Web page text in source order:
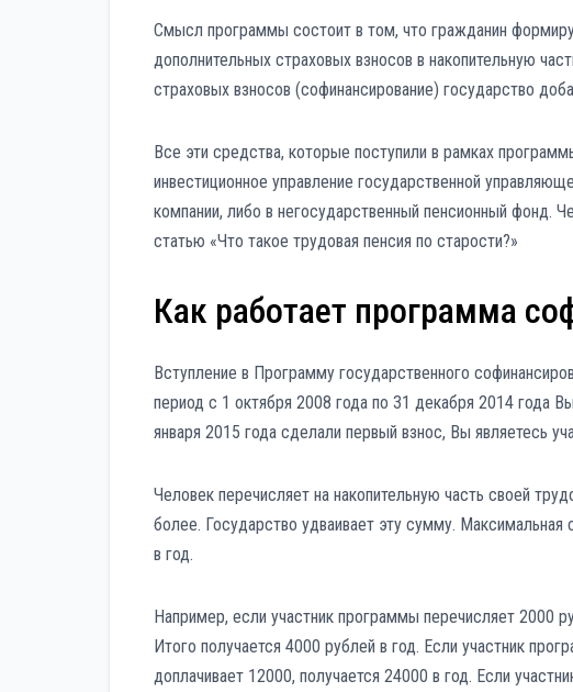
Смысл программы состоит в том, что гражданин
дополнительных страховых взносов в накопительную
страховых взносов (софинансирование) государство
Все эти средства, которые поступили в рамках
инвестиционное управление государственной
компании, либо в негосударственный пенсионный фонд.
статью «Что такое трудовая пенсия по старости?»
Как работает программа
Вступление в Программу государственного
период с 1 октября 2008 года по 31 декабря 2014 года
января 2015 года сделали первый взнос, Вы являетесь
Человек перечисляет на накопительную часть своей
более. Государство удваивает эту сумму.
в год.
Например, если участник программы перечисляет 2000
Итого получается 4000 рублей в год. Если участник
доплачивает 12000, получается 24000 в год. Если